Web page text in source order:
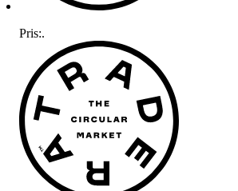
Pris:.